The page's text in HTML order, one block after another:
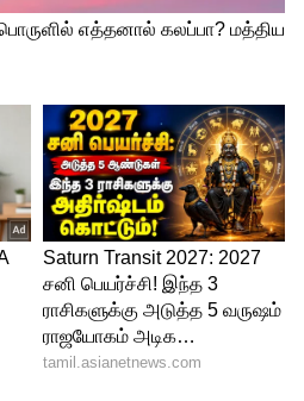
பகுதிகளுக்கு
மாநில பேரிடர்
உள்ளது.